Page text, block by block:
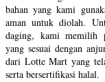
bahan yang kami
aman untuk diolah.
daging, kami memilih
yang sesuai dengan
dari Lotte Mart yang
serta bersertifikasi halal.